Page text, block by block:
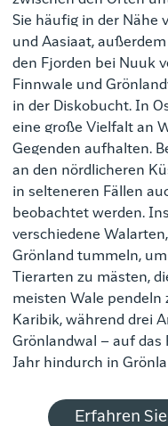
Sie häufig in der Nähe
und Aasiaat,
den Fjorden bei Nuuk
Finnwale und
in der Diskobucht. In
eine große Vielfalt an
Gegenden aufhalten.
an den nördlicheren
in selteneren Fällen
beobachtet werden.
verschiedene
Grönland tummeln,
Tierarten zu mästen,
meisten Wale pendeln
Karibik, während drei
Grönlandwal – auf das
Jahr hindurch in
Erfahren